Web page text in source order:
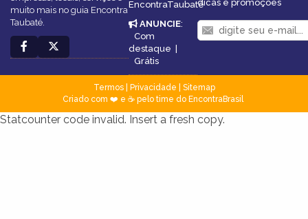
muito mais no guia Encontra
Taubaté.
EncontraTaubaté
ANUNCIE:
Com
destaque |
Grátis
dicas e promoções
Termos| Privacidade
Sitemap
Criado com ❤️ e ☕ pelo time do EncontraBrasil
Statcounter code invalid. Insert a fresh copy.